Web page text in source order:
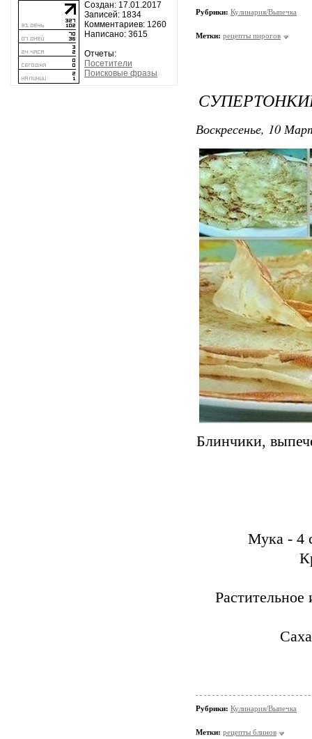
Создан: 17.01.2017
Записей: 1834
Комментариев: 1260
Написано: 3615
Отчеты:
Посетители
Поисковые фразы
Рубрики: Кулинария/Выпечка
Метки: рецепты пирогов
Воскресенье, 10
Блинчики,
Мука - 4
Растительное
Рубрики: Кулинария/Выпечка
Метки: рецепты блинов